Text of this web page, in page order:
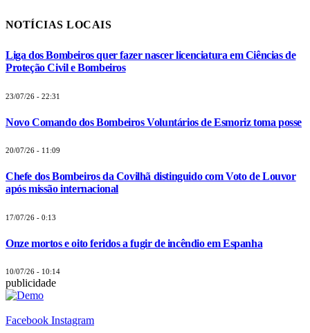
NOTÍCIAS LOCAIS
Liga dos Bombeiros quer fazer nascer licenciatura em Ciências de
Proteção Civil e Bombeiros
23/07/26 - 22:31
Novo Comando dos Bombeiros Voluntários de Esmoriz toma posse
20/07/26 - 11:09
Chefe dos Bombeiros da Covilhã distinguido com Voto de Louvor
após missão internacional
17/07/26 - 0:13
Onze mortos e oito feridos a fugir de incêndio em Espanha
10/07/26 - 10:14
publicidade
Facebook Instagram